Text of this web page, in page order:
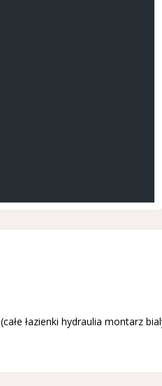
łazienki hydraulia montarz